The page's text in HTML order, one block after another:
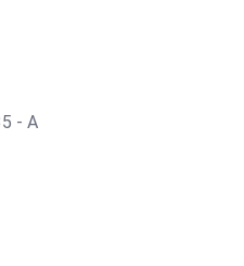
- А